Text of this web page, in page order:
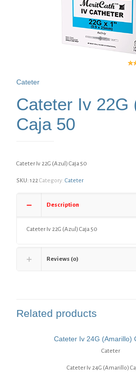
Cateter
Cateter Iv 22G
Caja 50
Cateter Iv 22G (Azul) Caja 50
SKU: 122 Category: Cateter
Description
Cateter Iv 22G (Azul) Caja 50
Reviews (0)
Related products
Cateter Iv 24G (Amarillo)
Cateter
Cateter Iv 24G (Amarillo)